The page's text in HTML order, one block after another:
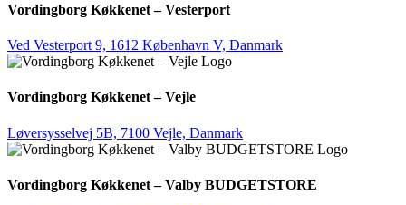
Vordingborg Køkkenet – Vesterport
Ved Vesterport 9, 1612 København V, Danmark
Vordingborg Køkkenet – Vejle
Løversysselvej 5B, 7100 Vejle, Danmark
Vordingborg Køkkenet – Valby BUDGETSTORE